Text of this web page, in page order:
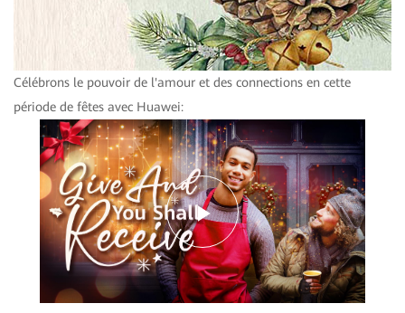
Célébrons le pouvoir de l'amour et des connections en cette
période de fêtes avec Huawei:
Play